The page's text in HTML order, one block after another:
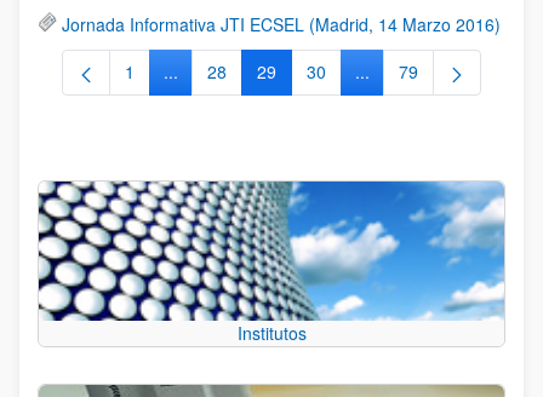
Jornada Informativa JTI ECSEL (Madrid, 14 Marzo 2016)
Página
1 ...Páginas intermedias Use TAB para desplazarse.
Página
28 Página
29 Página
30 ...Páginas intermedias
Página
79
Institutos